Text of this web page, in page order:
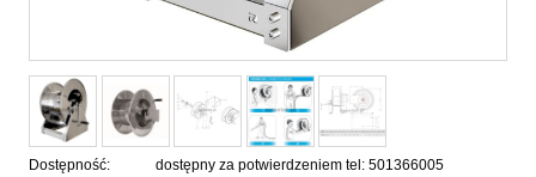
Dostępność:
dostępny za potwierdzeniem tel: 501366005